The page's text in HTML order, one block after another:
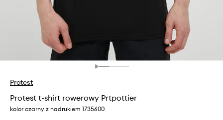
Protest
Protest t-shirt rowerowy Prtpottier
kolor czarny z nadrukiem 1735600